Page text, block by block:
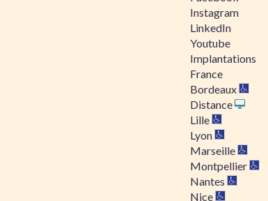
Instagram
LinkedIn
Youtube
Implantations
France
Bordeaux
Distance
Lille
Lyon
Marseille
Montpellier
Nantes
Nice